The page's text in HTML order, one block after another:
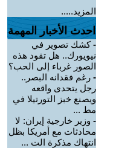
المزيد.....
احدث الأخبار المهمة
-كشك تصوير في
نيويورك.. هل تقود هذه
الصور غرباء إلى الحب؟
- رغم فقدانه البصر..
رجل يتحدى واقعه
ويصنع خبز التورتيلا في
مط ...
- وزير خارجية إيران: لا
محادثات مع أمريكا بظل
انتهاك مذكرة الت ...